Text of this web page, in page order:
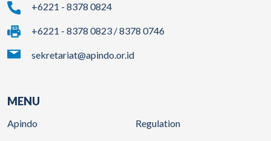
+6221 - 8378 0824
+6221 - 8378 0823 / 8378 0746
sekretariat@apindo.or.id
MENU
Apindo Regulation